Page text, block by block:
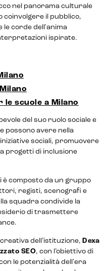
nel panorama culturale
coinvolgere il pubblico,
le corde dell'anima
ispirate.
le scuole a Milano
del suo ruolo sociale e
possono avere nella
sociali, promuovere
progetti di inclusione
è composto da un gruppo
registi, scenografi e
squadra condivide la
di trasmettere
dell’istituzione, Dexa
SEO, con l’obiettivo di
le potenzialità dell'era